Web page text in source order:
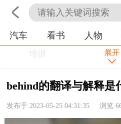
首页 科技
汽车 看书 人物
培训 学习
农业
命理
健康
历史
展开
behind的翻译与解释是
发布于 2023-05-25 04:31:35 浏览